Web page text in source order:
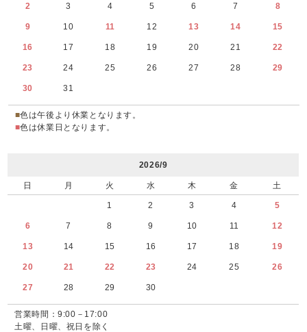
2 3 4 5 6 7 8
9 10 11 12 13 14 15
16 17 18 19 20 21 22
23 24 25 26 27 28 29
30 31
■色は午後より休業となります。
■色は休業日となります。
2026/9
日 月 火 水 木 金 土
1 2 3 4 5
6 7 8 9 10 11 12
13 14 15 16 17 18 19
20 21 22 23 24 25 26
27 28 29 30
営業時間：9:00－17:00
土曜、日曜、祝日を除く